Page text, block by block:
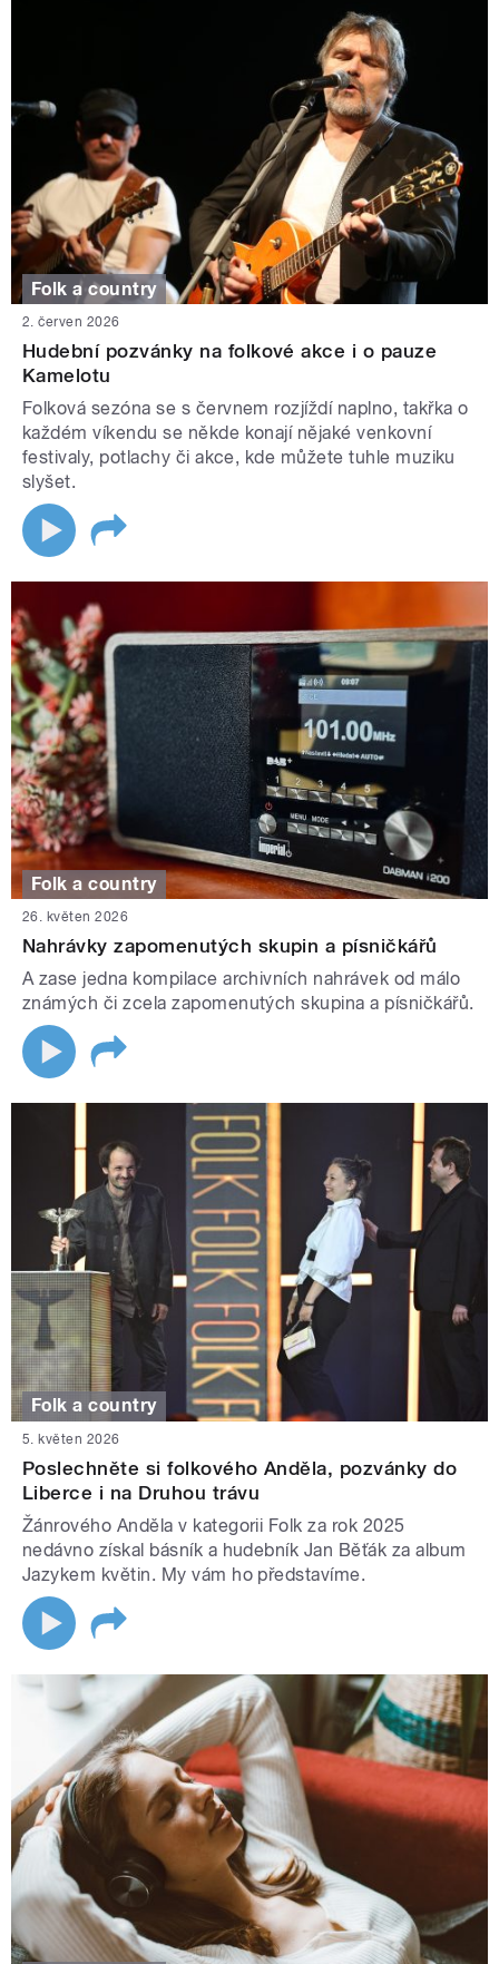
Folk a country
2. červen 2026
Hudební pozvánky na folkové akce i o pauze
Kamelotu
Folková sezóna se s červnem rozjíždí naplno, takřka o
každém víkendu se někde konají nějaké venkovní
festivaly, potlachy či akce, kde můžete tuhle muziku
slyšet.
Folk a country
26. květen 2026
Nahrávky zapomenutých skupin a písničkářů
A zase jedna kompilace archivních nahrávek od málo
známých či zcela zapomenutých skupina a písničkářů.
Folk a country
5. květen 2026
Poslechněte si folkového Anděla, pozvánky do
Liberce i na Druhou trávu
Žánrového Anděla v kategorii Folk za rok 2025
nedávno získal básník a hudebník Jan Běťák za album
Jazykem květin. My vám ho představíme.